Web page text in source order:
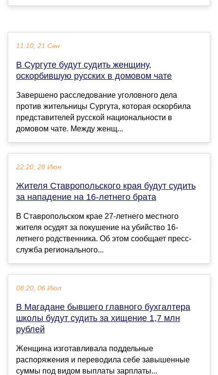
11:10, 21 Сен
В Сургуте будут судить женщину,
оскорбившую русских в домовом чате
Завершено расследование уголовного дела
против жительницы Сургута, которая оскорбила
представителей русской национальности в
домовом чате. Между женщ...
22:20, 28 Июн
Жителя Ставропольского края будут судить
за нападение на 16-летнего брата
В Ставропольском крае 27-летнего местного
жителя осудят за покушение на убийство 16-
летнего родственника. Об этом сообщает пресс-
служба регионального...
08:20, 06 Июл
В Магадане бывшего главного бухгалтера
школы будут судить за хищение 1,7 млн
рублей
Женщина изготавливала поддельные
распоряжения и переводила себе завышенные
суммы под видом выплаты зарплаты...